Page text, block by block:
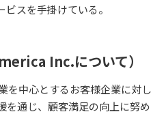
スを手掛けている。
Inc.について）
を中心とするお客様企業に対し
を通じ、顧客満足の向上に努め